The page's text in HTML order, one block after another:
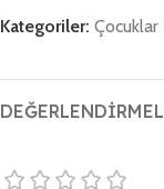
Kategoriler: